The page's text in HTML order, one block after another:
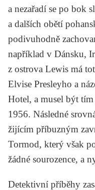
a nezařadí se po bok
a dalších obětí
podivuhodně
například v Dánsku,
z ostrova Lewis má
Elvise Presleyho a
Hotel, a musel být
1956. Následné
žijícím příbuzným
Tormod, který však
žádné sourozence, a
Detektivní příběhy